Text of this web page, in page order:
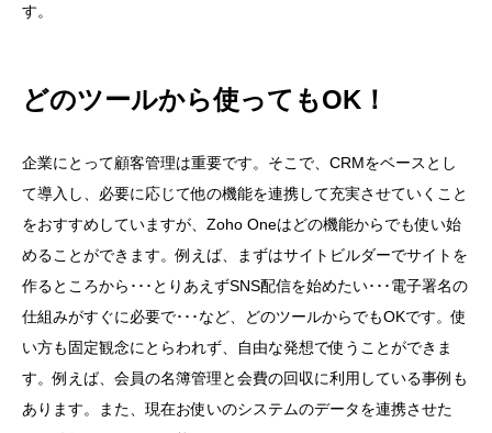
す。
どのツールから使ってもOK！
企業にとって顧客管理は重要です。そこで、CRMをベースとし
て導入し、必要に応じて他の機能を連携して充実させていくこと
をおすすめしていますが、Zoho Oneはどの機能からでも使い始
めることができます。例えば、まずはサイトビルダーでサイトを
作るところから･･･とりあえずSNS配信を始めたい･･･電子署名の
仕組みがすぐに必要で･･･など、どのツールからでもOKです。使
い方も固定観念にとらわれず、自由な発想で使うことができま
す。例えば、会員の名簿管理と会費の回収に利用している事例も
あります。また、現在お使いのシステムのデータを連携させた